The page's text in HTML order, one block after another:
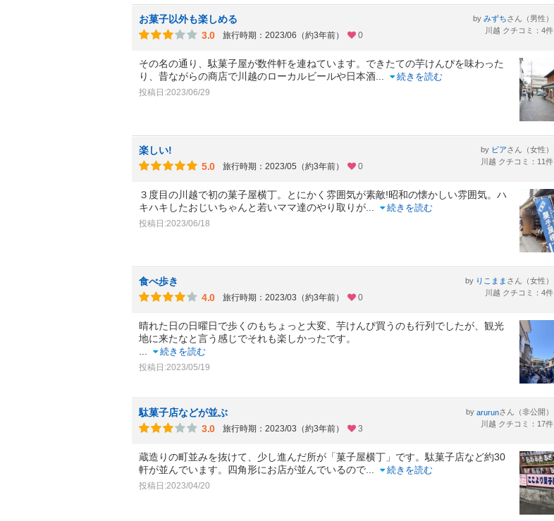
お菓子以外も楽しめる
3.0
旅行時期：2023/06（約3年前） 0
by みずちさん（男性）
川越 クチコミ：4件
その名の通り、駄菓子屋が数件軒を連ねています。できたての芋けんぴを味わった
り、昔ながらの商店で川越のローカルビールや日本酒
続きを読む
投稿日:2023/06/29
楽しい!
5.0
旅行時期：2023/05（約3年前） 0
by ビアさん（女性）
川越 クチコミ：11件
３度目の川越で初の菓子屋横丁。とにかく雰囲気が素敵!昭和の懐かしい雰囲気。ハ
キハキしたおじいちゃんと若いママ達のやり取りが
続きを読む
投稿日:2023/06/18
食べ歩き
4.0
旅行時期：2023/03（約3年前） 0
by りこまま さん（女性）
川越 クチコミ：4件
晴れた日の日曜日で歩くのもちょっと大変、芋けんぴ買うのも行列でしたが、観光
地に来たなと言う感じでそれも楽しかったです。
続きを読む
投稿日:2023/05/19
駄菓子店などが並ぶ
3.0
旅行時期：2023/03（約3年前） 3
by arurunさん（非公開）
川越 クチコミ：17件
蔵造りの町並みを抜けて、少し進んだ所が「菓子屋横丁」です。駄菓子店など約30
軒が並んでいます。四角形にお店が並んでいるので
続きを読む
投稿日:2023/04/20